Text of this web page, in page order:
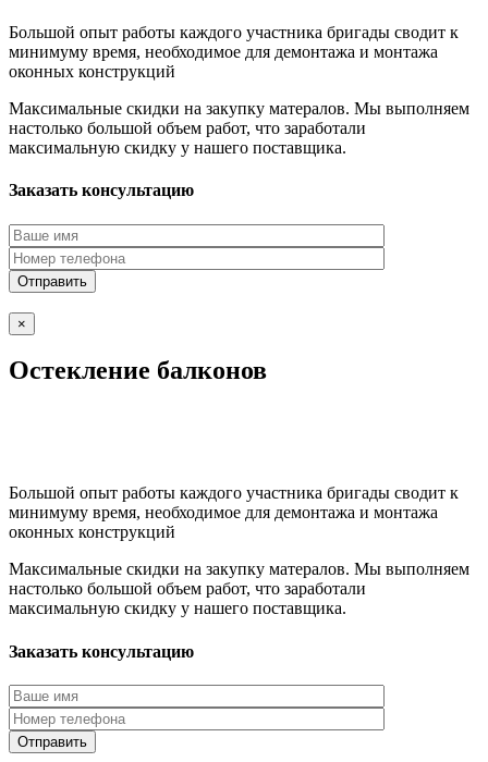
Большой опыт работы каждого участника бригады сводит к
минимуму время, необходимое для демонтажа и монтажа
оконных конструкций
Максимальные скидки на закупку матералов. Мы выполняем
настолько большой объем работ, что заработали
максимальную скидку у нашего поставщика.
Заказать консультацию
×
Остекление балконов
Большой опыт работы каждого участника бригады сводит к
минимуму время, необходимое для демонтажа и монтажа
оконных конструкций
Максимальные скидки на закупку матералов. Мы выполняем
настолько большой объем работ, что заработали
максимальную скидку у нашего поставщика.
Заказать консультацию